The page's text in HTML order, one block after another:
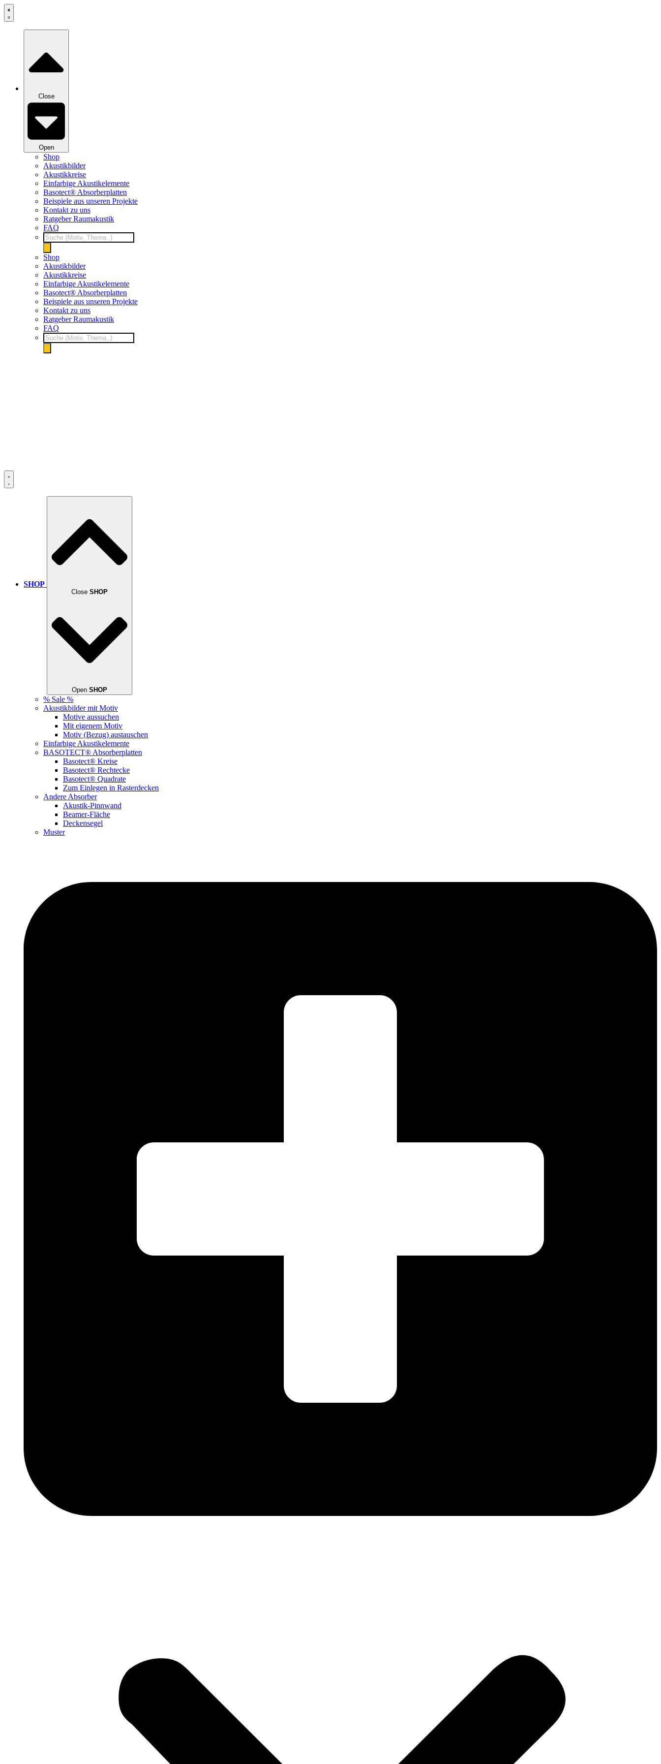
Zum
Inhalt
Close
Open
Shop
Akustikbilder
Akustikkreise
Einfarbige Akustikelemente
Basotect® Absorberplatten
Beispiele aus unseren Projekte
Kontakt zu uns
Ratgeber Raumakustik
FAQ
Products
search
Shop
Akustikbilder
Akustikkreise
Einfarbige Akustikelemente
Basotect® Absorberplatten
Beispiele aus unseren Projekte
Kontakt zu uns
Ratgeber Raumakustik
FAQ
Products
search
SHOP
Close SHOP
Open SHOP
% Sale %
Akustikbilder mit Motiv
Motive aussuchen
Mit eigenem Motiv
Motiv (Bezug) austauschen
Einfarbige Akustikelemente
BASOTECT® Absorberplatten
Basotect® Kreise
Basotect® Rechtecke
Basotect® Quadrate
Zum Einlegen in Rasterdecken
Andere Absorber
Akustik-Pinnwand
Beamer-Fläche
Deckensegel
Muster